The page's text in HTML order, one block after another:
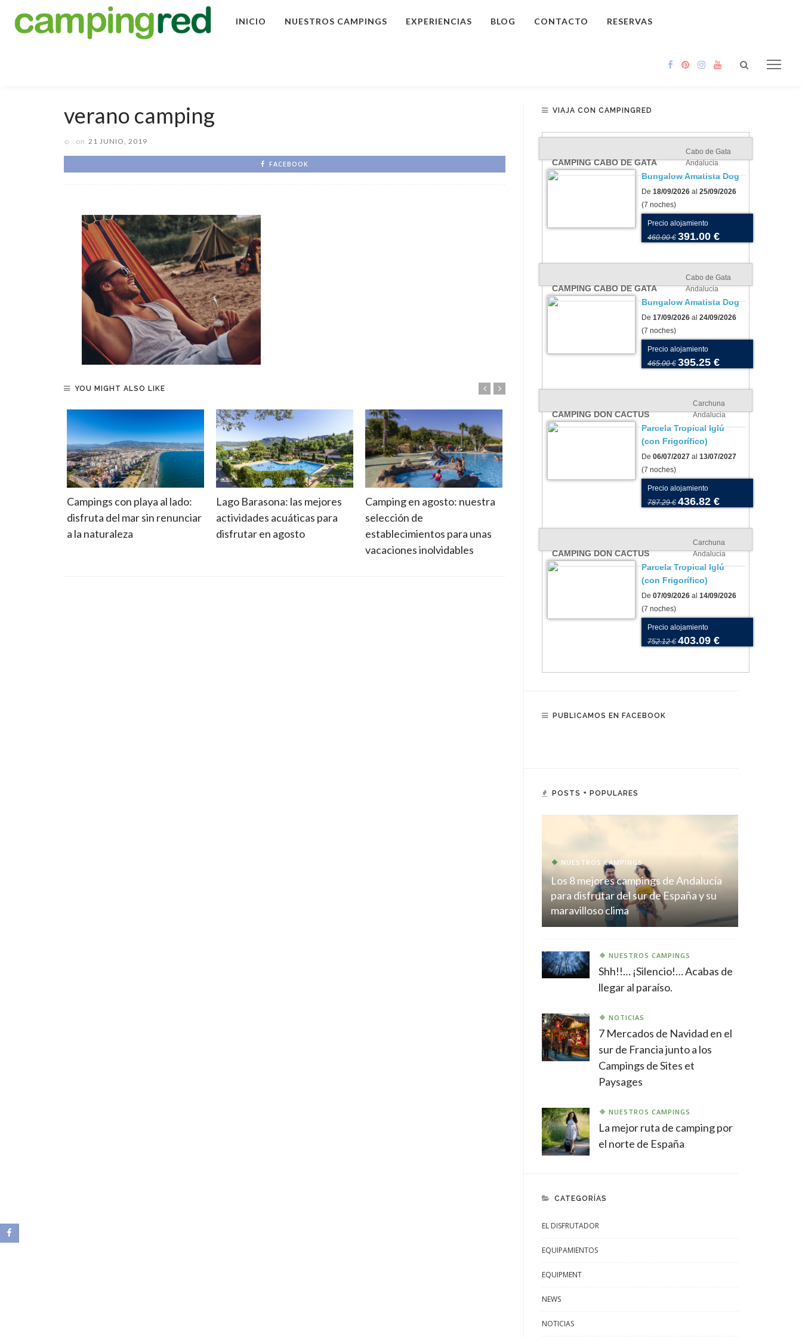
INICIO NUESTROS CAMPINGS EXPERIENCIAS BLOG CONTACTO RESERVAS
verano camping
on 21 JUNIO, 2019
FACEBOOK
YOU MIGHT ALSO LIKE
Campings con playa al lado:
disfruta del mar sin renunciar
a la naturaleza
Lago Barasona: las mejores
actividades acuáticas para
disfrutar en agosto
Camping en agosto: nuestra
selección de
establecimientos para unas
vacaciones inolvidables
Camping As Cancelas:
esplendor
VIAJA CON CAMPINGRED
CAMPING CABO DE GATA
Cabo de Gata
Andalucia
Bungalow Amatista Dog
De 18/09/2026 al 25/09/2026
(7 noches)
Precio alojamiento
460.00 € 391.00 €
CAMPING CABO DE GATA
Cabo de Gata
Andalucia
Bungalow Amatista Dog
De 17/09/2026 al 24/09/2026
(7 noches)
Precio alojamiento
465.00 € 395.25 €
CAMPING DON CACTUS
Carchuna
Andalucia
Parcela Tropical Iglú
(con Frigorífico)
De 06/07/2027 al 13/07/2027
(7 noches)
Precio alojamiento
787.29 € 436.82 €
CAMPING DON CACTUS
Carchuna
Andalucia
Parcela Tropical Iglú
(con Frigorífico)
De 07/09/2026 al 14/09/2026
(7 noches)
Precio alojamiento
752.12 € 403.09 €
PUBLICAMOS EN FACEBOOK
POSTS + POPULARES
NUESTROS CAMPINGS
Los 8 mejores campings de Andalucía
para disfrutar del sur de España y su
maravilloso clima
NUESTROS CAMPINGS
Shh!!… ¡Silencio!… Acabas de
llegar al paraíso.
NOTICIAS
7 Mercados de Navidad en el
sur de Francia junto a los
Campings de Sites et
Paysages
NUESTROS CAMPINGS
La mejor ruta de camping por
el norte de España
CATEGORÍAS
EL DISFRUTADOR
EQUIPAMIENTOS
EQUIPMENT
NEWS
NOTICIAS